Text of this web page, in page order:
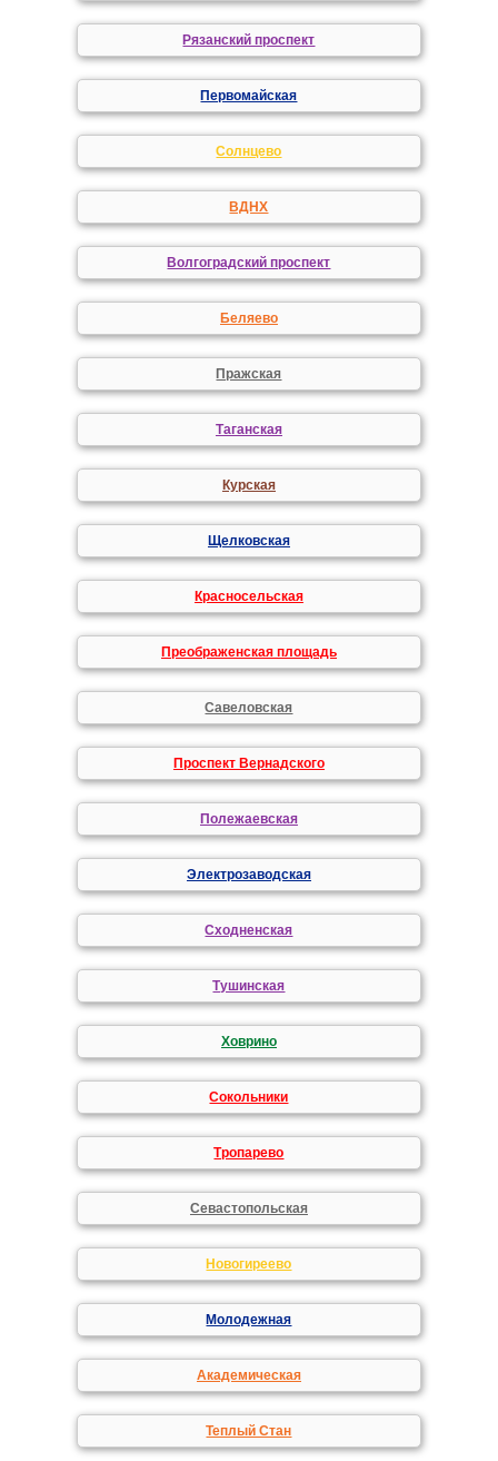
Рязанский проспект
Первомайская
Солнцево
ВДНХ
Волгоградский проспект
Беляево
Пражская
Таганская
Курская
Щелковская
Красносельская
Преображенская площадь
Савеловская
Проспект Вернадского
Полежаевская
Электрозаводская
Сходненская
Тушинская
Ховрино
Сокольники
Тропарево
Севастопольская
Новогиреево
Молодежная
Академическая
Теплый Стан